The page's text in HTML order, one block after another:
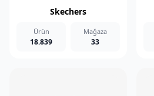
Skechers
Ürün
18.839
Mağaza
33